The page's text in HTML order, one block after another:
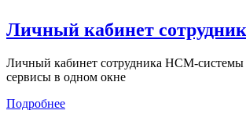
Личный кабинет
Личный кабинет сотрудника HCM-
сервисы в одном окне
Подробнее